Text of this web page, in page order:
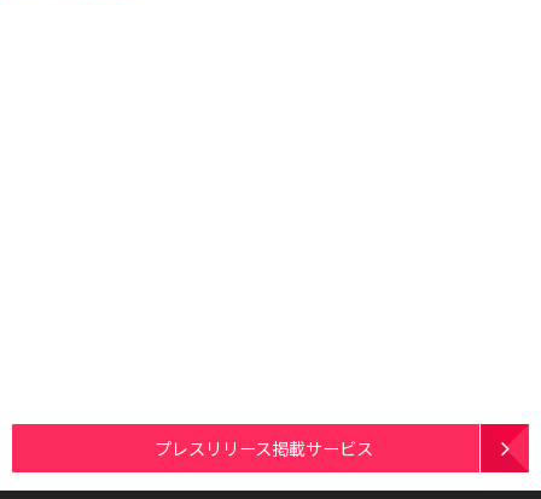
プレスリリース掲載サービス